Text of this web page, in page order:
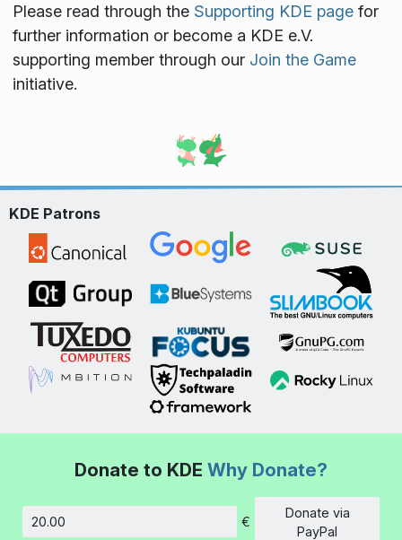
Please read through the Supporting KDE pagefor
further information or become a KDE e.V.
supporting member through our Join the Game
initiative.
KDE Patrons
Donate to KDE Why Donate?
Amount
€
Donate via
PayPal